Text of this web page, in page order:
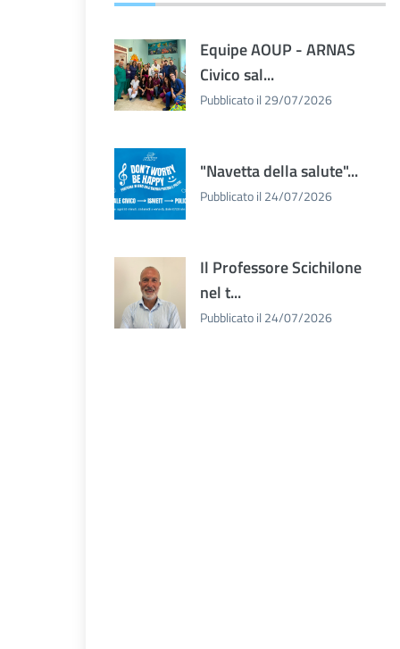
Equipe AOUP - ARNAS
Civico sal...
Pubblicato il 29/07/2026
"Navetta della salute"...
Pubblicato il 24/07/2026
Il Professore Scichilone
nel t...
Pubblicato il 24/07/2026